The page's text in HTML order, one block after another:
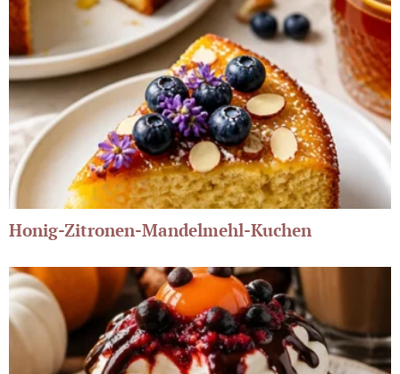
Honig-Zitronen-Mandelmehl-Kuchen